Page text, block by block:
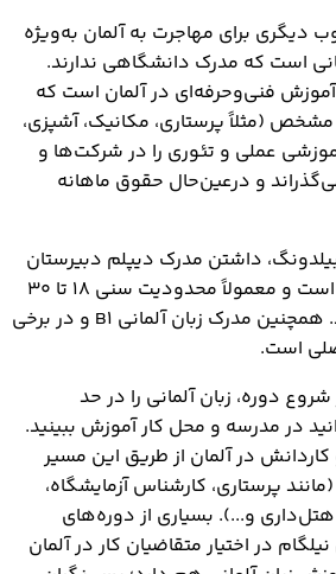
دیگری برای مهاجرت به آلمان به‌ویژه
است که مدرک دانشگاهی ندارند.
فنی‌وحرفه‌ای در آلمان است که
(مثلاً پرستاری، مکانیک، آشپزی،
عملی و تئوری را در شرکت‌ها و
و درعین‌حال حقوق ماهانه
داشتن مدرک دیپلم دبیرستان
(۱۲ سال تحصیل) الزامی است و معمولاً محدودیت سنی ۱۸ تا ۳۰
سال مدنظر قرار می‌گیرد. همچنین مدرک زبان آلمانی B1 و در برخی
دوره، زبان آلمانی را در حد
در مدرسه و محل کار آموزش ببینید.
در آلمان از طریق این مسیر
پرستاری، کارشناس آزمایشگاه،
و...). بسیاری از دوره‌های
در اختیار متقاضیان کار در آلمان